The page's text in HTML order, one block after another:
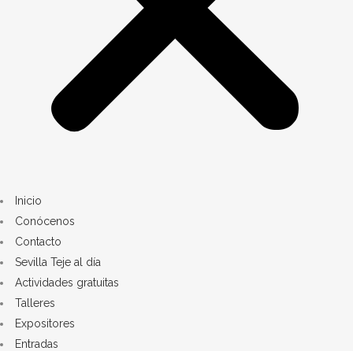
Inicio
Conócenos
Contacto
Sevilla Teje al día
Actividades gratuitas
Talleres
Expositores
Entradas